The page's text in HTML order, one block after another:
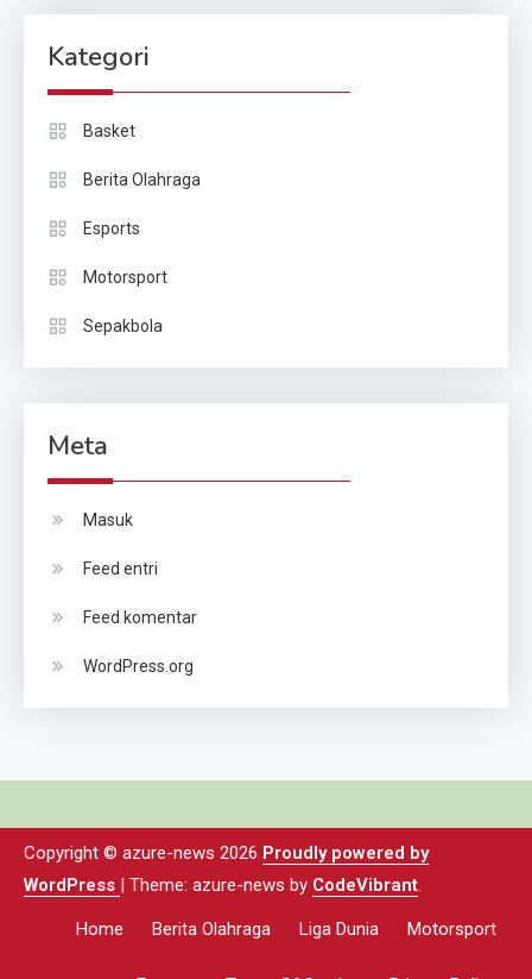
Kategori
Basket
Berita Olahraga
Esports
Motorsport
Sepakbola
Meta
Masuk
Feed entri
Feed komentar
WordPress.org
Copyright © azure-news 2026 Proudly powered by
WordPress | Theme: azure-news by CodeVibrant
Home Berita Olahraga Liga Dunia Motorsport